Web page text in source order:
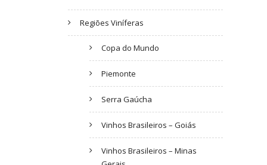
Regiões Viníferas
Copa do Mundo
Piemonte
Serra Gaúcha
Vinhos Brasileiros – Goiás
Vinhos Brasileiros – Minas